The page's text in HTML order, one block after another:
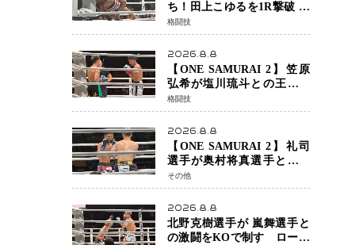
ち！田上こゆるを1R撃破 ケ
ルベロスチョークで存在感
を示す
格闘技
2026.8.8
【ONE SAMURAI 2】笠原
弘希が塩川琉斗との王者対
決を制す 圧力で主導権を握
り判定勝利
格闘技
2026.8.8
【ONE SAMURAI 2】礼司
選手が奥村将真選手との接
戦を制す カウンターと正確
な打撃で判定勝利
その他
2026.8.8
北野克樹選手が 嵐舞選手と
の激闘をKOで制す ローブ